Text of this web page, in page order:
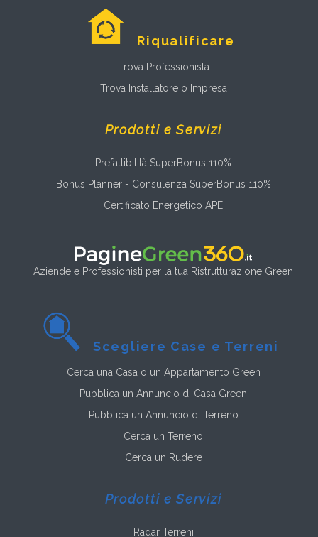
Riqualificare
Trova Professionista
Trova Installatore o Impresa
Prodotti e Servizi
Prefattibilità SuperBonus 110%
Bonus Planner - Consulenza SuperBonus 110%
Certificato Energetico APE
Aziende e Professionisti per la tua Ristrutturazione Green
Scegliere Case e Terreni
Cerca una Casa o un Appartamento Green
Pubblica un Annuncio di Casa Green
Pubblica un Annuncio di Terreno
Cerca un Terreno
Cerca un Rudere
Prodotti e Servizi
Radar Terreni